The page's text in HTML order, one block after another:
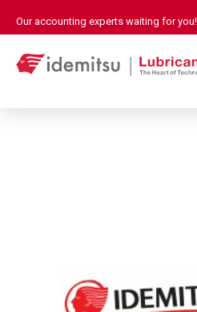
Our accounting experts waiting for you!